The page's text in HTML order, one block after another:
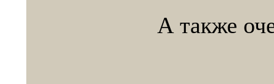
А также